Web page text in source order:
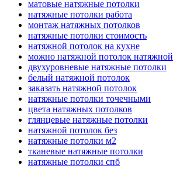
матовые натяжные потолки
натяжные потолки работа
монтаж натяжных потолков
натяжные потолки стоимость
натяжной потолок на кухне
можно натяжной потолок натяжной
двухуровневые натяжные потолки
белый натяжной потолок
заказать натяжной потолок
натяжные потолки точечными
цвета натяжных потолков
глянцевые натяжные потолки
натяжной потолок без
натяжные потолки м2
тканевые натяжные потолки
натяжные потолки спб